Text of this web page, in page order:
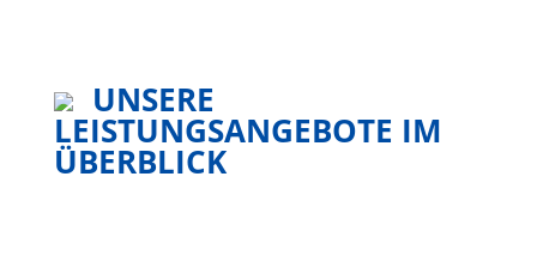
UNSERE
LEISTUNGSANGEBOTE IM
ÜBERBLICK